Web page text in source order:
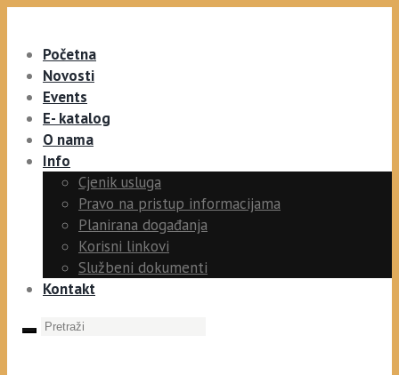
Početna
Novosti
Events
E- katalog
O nama
Info
Cjenik usluga
Pravo na pristup informacijama
Planirana događanja
Korisni linkovi
Službeni dokumenti
Kontakt